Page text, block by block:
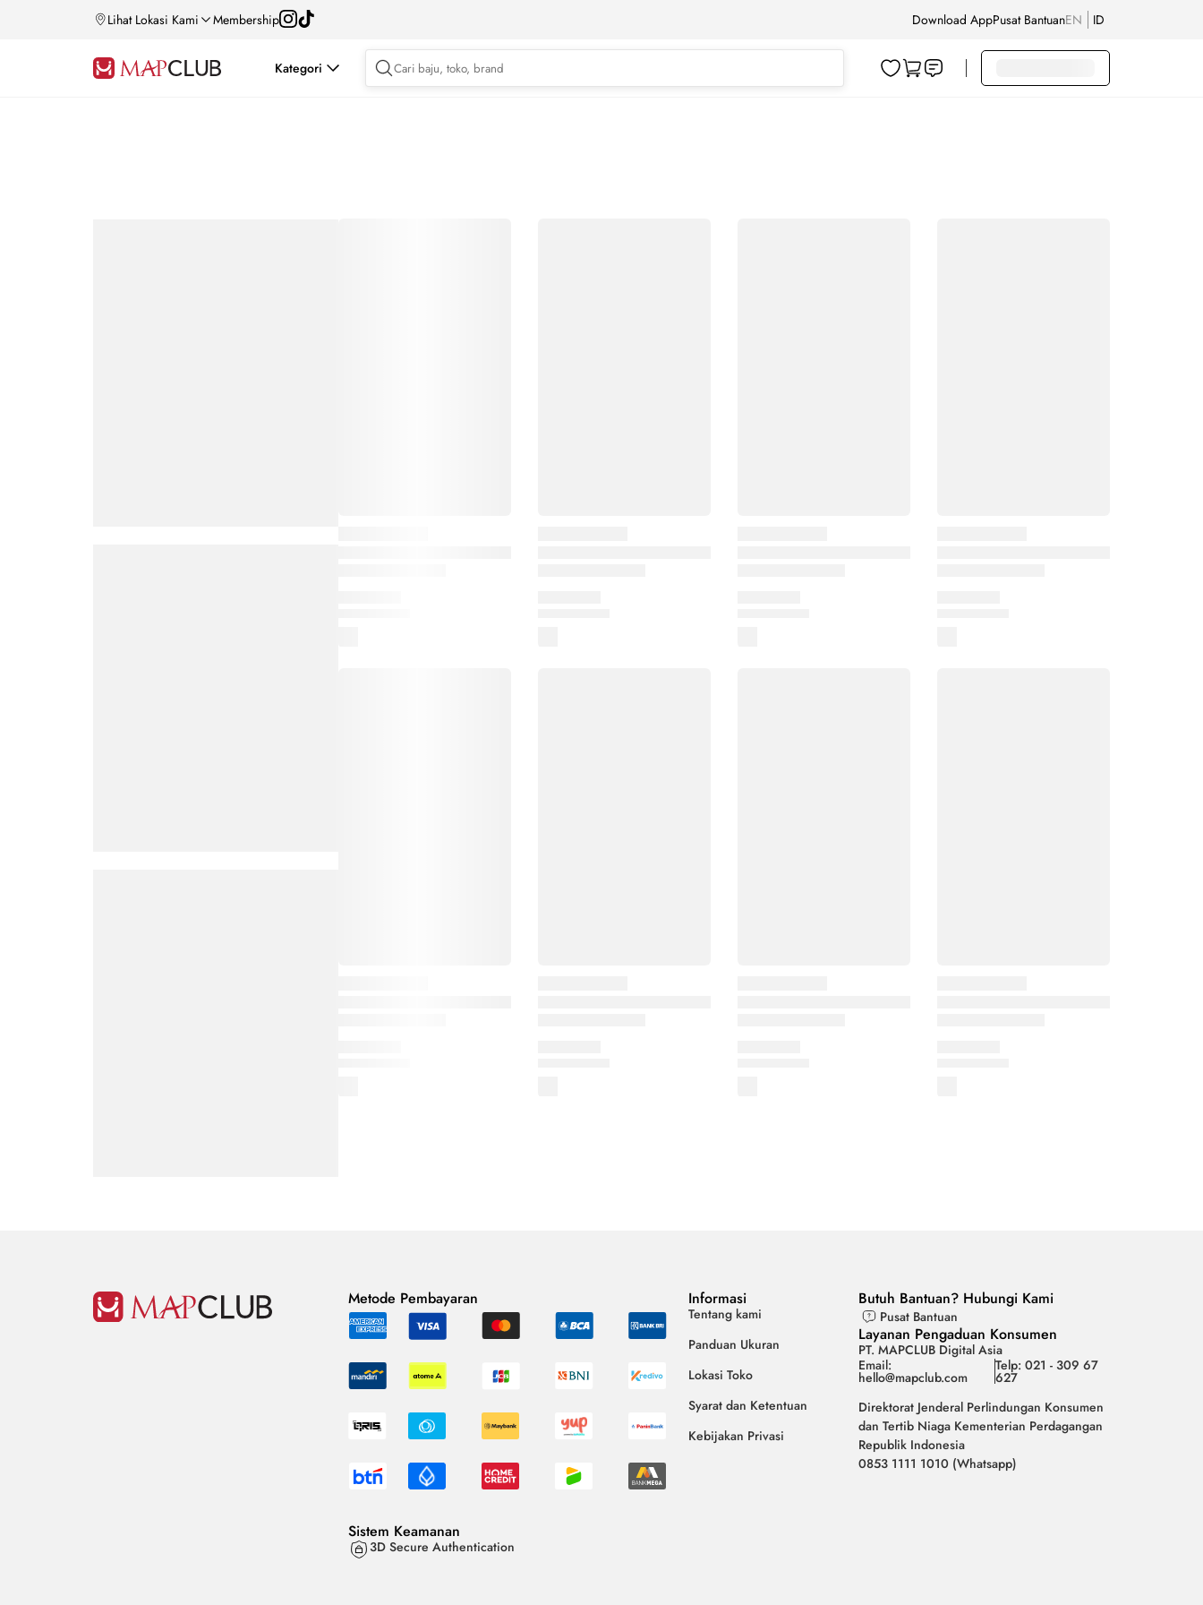
Lihat Lokasi Kami Membership Download AppPusat BantuanEN ID
Kategori
Metode Pembayaran
Sistem Keamanan
3D Secure Authentication
Informasi
Tentang kami
Panduan Ukuran
Lokasi Toko
Syarat dan Ketentuan
Kebijakan Privasi
Butuh Bantuan? Hubungi Kami
Pusat Bantuan
Layanan Pengaduan Konsumen
PT. MAPCLUB Digital Asia
Email:
hello@mapclub.com
Telp: 021 - 309 67
627
Direktorat Jenderal Perlindungan Konsumen
dan Tertib Niaga Kementerian Perdagangan
Republik Indonesia
0853 1111 1010 (Whatsapp)